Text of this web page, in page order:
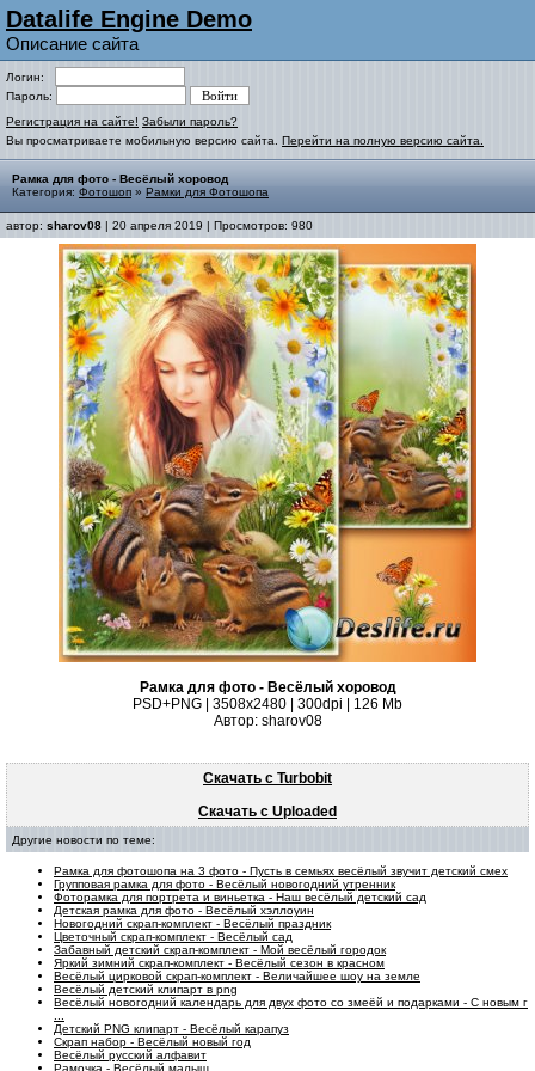
Datalife Engine Demo
Описание сайта
Логин:
Пароль:
Регистрация на сайте! Забыли пароль?
Вы просматриваете мобильную версию сайта. Перейти на полную версию сайта.
Рамка для фото - Весёлый хоровод
Категория: Фотошоп » Рамки для Фотошопа
автор: sharov08 | 20 апреля 2019 | Просмотров: 980
Рамка для фото - Весёлый хоровод
PSD+PNG | 3508x2480 | 300dpi | 126 Mb
Автор: sharov08
Скачать с Turbobit
Скачать с Uploaded
Другие новости по теме:
Рамка для фотошопа на 3 фото - Пусть в семьях весёлый звучит детский смех
Групповая рамка для фото - Весёлый новогодний утренник
Фоторамка для портрета и виньетка - Наш весёлый детский сад
Детская рамка для фото - Весёлый хэллоуин
Новогодний скрап-комплект - Весёлый праздник
Цветочный скрап-комплект - Весёлый сад
Забавный детский скрап-комплект - Мой весёлый городок
Яркий зимний скрап-комплект - Весёлый сезон в красном
Весёлый цирковой скрап-комплект - Величайшее шоу на земле
Весёлый детский клипарт в png
Весёлый новогодний календарь для двух фото со змеёй и подарками - С новым г
Детский PNG клипарт - Весёлый карапуз
Скрап набор - Весёлый новый год
Весёлый русский алфавит
Рамочка - Весёлый малыш